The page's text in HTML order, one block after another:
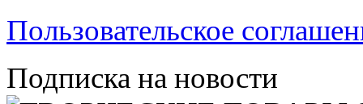
Пользовательское
Подписка на новости